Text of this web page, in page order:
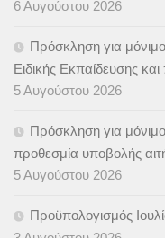
6 Αυγούστου 2026
Πρόσκληση για μόνιμο
Ειδικής Εκπαίδευσης
5 Αυγούστου 2026
Πρόσκληση για
προθεσμία υποβολής
5 Αυγούστου 2026
Προϋπολογισμός